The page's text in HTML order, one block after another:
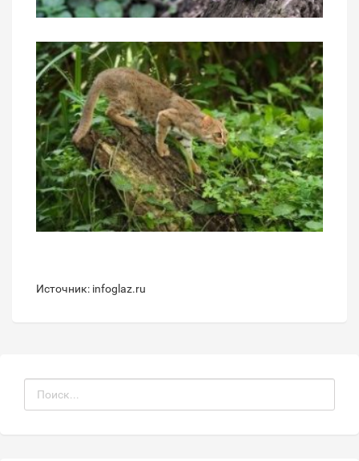
Источник: infoglaz.ru